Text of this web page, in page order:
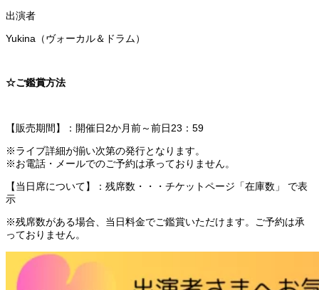
出演者
Yukina（ヴォーカル＆ドラム）
☆ご鑑賞方法
【販売期間】：開催日2か月前～前日23：59
※ライブ詳細が揃い次第の発行となります。
※お電話・メールでのご予約は承っておりません。
【当日席について】：残席数・・・チケットページ「在庫数」 で表
示
※残席数がある場合、当日料金でご鑑賞いただけます。ご予約は承
っておりません。